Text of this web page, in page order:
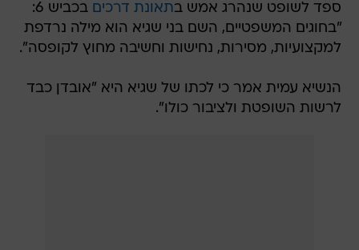
ספד לשופט שנהרג אמש בתאונת דרכים
בכביש 6:
"בחוגים המשפטיים, השם בני שגיא הוא מילה נרדפת
למקצועיות, מסירות, נחישות וחשיבה מחוץ לקופסה".
הנשיא עמית אמר כי לכתו של שגיא היא "אובדן כבד
לרשות השופטת ולציבור כולו".